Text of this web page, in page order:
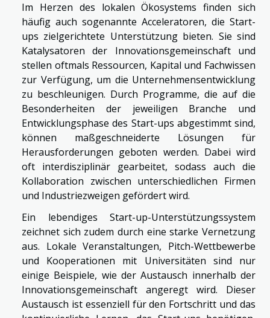
Im Herzen des lokalen Ökosystems finden sich
häufig auch sogenannte Acceleratoren, die Start-
ups zielgerichtete Unterstützung bieten. Sie sind
Katalysatoren der Innovationsgemeinschaft und
stellen oftmals Ressourcen, Kapital und Fachwissen
zur Verfügung, um die Unternehmensentwicklung
zu beschleunigen. Durch Programme, die auf die
Besonderheiten der jeweiligen Branche und
Entwicklungsphase des Start-ups abgestimmt sind,
können maßgeschneiderte Lösungen für
Herausforderungen geboten werden. Dabei wird
oft interdisziplinär gearbeitet, sodass auch die
Kollaboration zwischen unterschiedlichen Firmen
und Industriezweigen gefördert wird.
Ein lebendiges Start-up-Unterstützungssystem
zeichnet sich zudem durch eine starke Vernetzung
aus. Lokale Veranstaltungen, Pitch-Wettbewerbe
und Kooperationen mit Universitäten sind nur
einige Beispiele, wie der Austausch innerhalb der
Innovationsgemeinschaft angeregt wird. Dieser
Austausch ist essenziell für den Fortschritt und das